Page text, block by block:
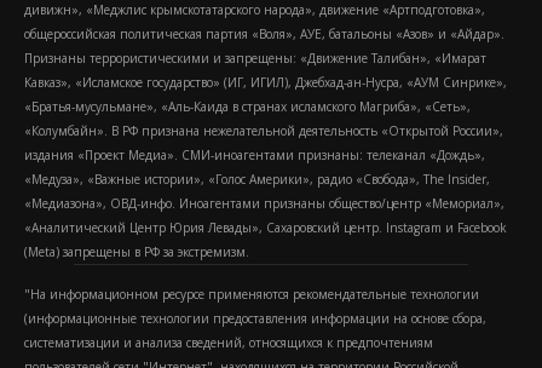
дивижн», «Меджлис крымскотатарского народа», движение «Артподготовка»,
общероссийская политическая партия «Воля», АУЕ, батальоны «Азов» и «Айдар».
Признаны террористическими и запрещены: «Движение Талибан», «Имарат
Кавказ», «Исламское государство» (ИГ, ИГИЛ), Джебхад-ан-Нусра, «АУМ Синрике»,
«Братья-мусульмане», «Аль-Каида в странах исламского Магриба», «Сеть»,
«Колумбайн». В РФ признана нежелательной деятельность «Открытой России»,
издания «Проект Медиа». СМИ-иноагентами признаны: телеканал «Дождь»,
«Медуза», «Важные истории», «Голос Америки», радио «Свобода», The Insider,
«Медиазона», ОВД-инфо. Иноагентами признаны общество/центр «Мемориал»,
«Аналитический Центр Юрия Левады», Сахаровский центр. Instagram и Facebook
(Metа) запрещены в РФ за экстремизм.
"На информационном ресурсе применяются рекомендательные технологии
(информационные технологии предоставления информации на основе сбора,
систематизации и анализа сведений, относящихся к предпочтениям